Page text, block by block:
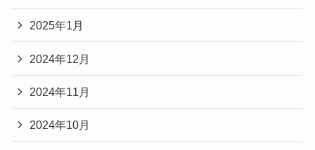
2025年1月
2024年12月
2024年11月
2024年10月